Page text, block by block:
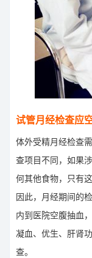
试管月经检查应
体外受精月经检查
查项目不同，如果
何其他食物，只有
因此，月经期间的
内到医院空腹抽血
凝血、优生、肝肾
查。